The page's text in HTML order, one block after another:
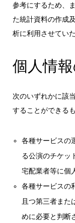
参考にするため、
た統計資料の作成
析に利用させてい
個人情
次のいずれかに該
することができる
各種サービスの
る公演のチケッ
宅配業者等に個
各種サービスの
且つ第三者また
めに必要と判断